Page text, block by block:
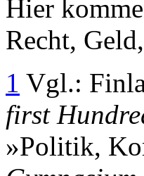
Hier
Recht,
1 Vgl.:
first
»Politik,